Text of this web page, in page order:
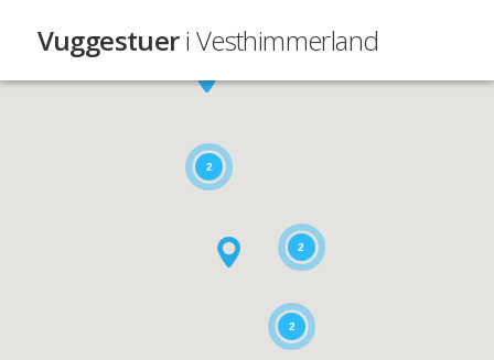
Vuggestueri Vesthimmerland
2
2
2